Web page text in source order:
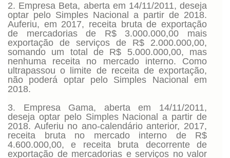
2. Empresa Beta, aberta em 14/11/2011, deseja
optar pelo Simples Nacional a partir de 2018.
Auferiu, em 2017, receita bruta de exportação
de mercadorias de R$ 3.000.000,00 mais
exportação de serviços de R$ 2.000.000,00,
somando um total de R$ 5.000.000,00, mas
nenhuma receita no mercado interno. Como
ultrapassou o limite de receita de exportação,
não poderá optar pelo Simples Nacional em
2018.
3. Empresa Gama, aberta em 14/11/2011,
deseja optar pelo Simples Nacional a partir de
2018. Auferiu no ano-calendário anterior, 2017,
receita bruta no mercado interno de R$
4.600.000,00, e receita bruta decorrente de
exportação de mercadorias e serviços no valor